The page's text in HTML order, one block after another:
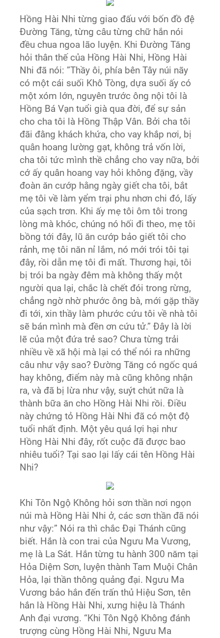
Hồng Hài Nhi từng giao đấu với bốn đồ đệ
Đường Tăng, từng câu từng chữ hắn nói
đều chua ngoa lão luyện. Khi Đường Tăng
hỏi thân thế của Hồng Hài Nhi, Hồng Hài
Nhi đã nói: ”Thầy ôi, phía bên Tây núi nãy
có một cái suối Khô Tòng, dựa suối ấy có
một xóm lớn, nguyên trước ông nội tôi là
Hồng Bá Vạn tuổi già qua đời, để sự sản
cho cha tôi là Hồng Thập Vân. Bởi cha tôi
đãi đằng khách khứa, cho vay khắp nơi, bị
quân hoang lường gạt, không trả vốn lời,
cha tôi tức mình thề chẳng cho vay nữa, bởi
cớ ấy quân hoang vay hỏi không đặng, vầy
đoàn ăn cướp hằng ngày giết cha tôi, bắt
mẹ tôi về làm yểm trại phu nhơn chi đó, lấy
của sạch trơn. Khi ấy mẹ tôi ôm tôi trong
lòng mà khóc, chúng nó hối đi theo, mẹ tôi
bồng tới đây, lũ ăn cướp bảo giết tôi cho
rảnh, mẹ tôi năn nỉ lắm, nó mới trói tôi tại
đây, rồi dẫn mẹ tôi đi mất. Thương hại, tôi
bị trói ba ngày đêm mà không thấy một
người qua lại, chắc là chết đói trong rừng,
chẳng ngờ nhờ phước ông bà, mới gặp thầy
đi tới, xin thầy làm phước cứu tôi về nhà tôi
sẽ bán mình mà đền ơn cứu tử.” Đây là lời
lẽ của một đứa trẻ sao? Chưa từng trải
nhiều về xã hội mà lại có thể nói ra những
câu như vậy sao? Đường Tăng có ngốc quá
hay không, điểm này mà cũng không nhận
ra, và đã bị lừa như vậy, suýt chút nữa là
thành bữa ăn cho Hồng Hài Nhi rồi. Điều
này chứng tỏ Hồng Hài Nhi đã có một độ
tuổi nhất định. Một yêu quá lợi hại như
Hồng Hài Nhi đây, rốt cuộc đã được bao
nhiêu tuổi? Tại sao lại lấy cái tên Hồng Hài
Nhi?
Khi Tôn Ngộ Không hỏi sơn thần nơi ngọn
núi mà Hồng Hài Nhi ở, các sơn thần đã nói
như vậy:” Nói ra thì chắc Đại Thánh cũng
biết. Hắn là con trai của Ngưu Ma Vương,
mẹ là La Sát. Hắn từng tu hành 300 năm tại
Hỏa Diệm Sơn, luyện thành Tam Muội Chân
Hỏa, lại thần thông quảng đại. Ngưu Ma
Vương bảo hắn đến trấn thủ Hiệu Sơn, tên
hắn là Hồng Hài Nhi, xưng hiệu là Thánh
Anh đại vương. “Khi Tôn Ngộ Không đánh
trượng cùng Hồng Hài Nhi, Ngưu Ma